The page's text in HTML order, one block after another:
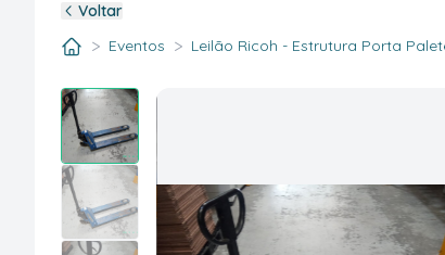
Voltar
> Eventos > Leilão Ricoh - Estrutura Porta